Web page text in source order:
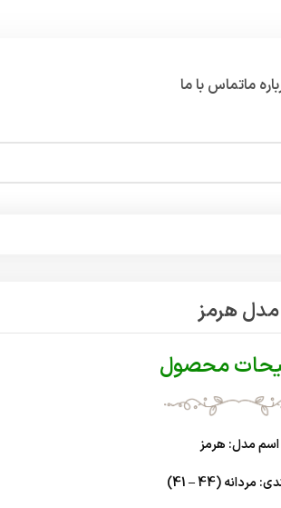
ماتماس با ما
مدل هرمز
محصول
اسم مدل: هرمز
مردانه (44 – 41)